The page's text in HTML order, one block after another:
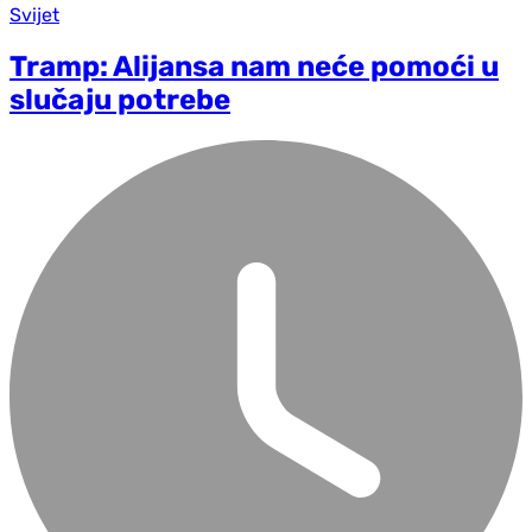
Svijet
Tramp: Alijansa nam neće pomoći u
slučaju potrebe